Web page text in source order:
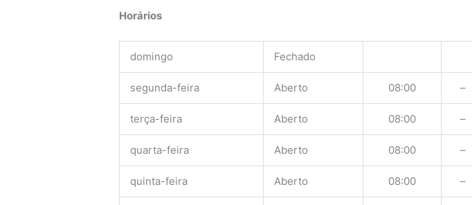
Horários
domingo Fechado
segunda-feira Aberto 08:00 –
terça-feira Aberto 08:00 –
quarta-feira Aberto 08:00 –
quinta-feira Aberto 08:00 –